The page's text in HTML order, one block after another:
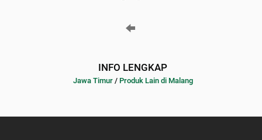
INFO LENGKAP
Jawa Timur/ Produk Lain di Malang